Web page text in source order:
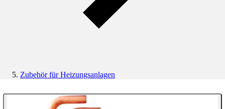
Zubehör für Heizungsanlagen